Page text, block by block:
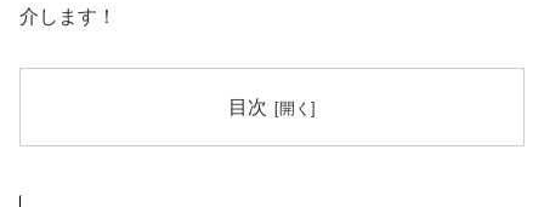
介します！
目次